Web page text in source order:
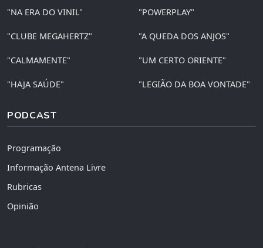
"NA ERA DO VINIL" "POWERPLAY"
"CLUBE MEGAHERTZ" "A QUEDA DOS ANJOS"
"CALMAMENTE" "UM CERTO ORIENTE"
"HAJA SAÚDE" "LEGIÃO DA BOA VONTADE"
PODCAST
Programação
Informação Antena Livre
Rubricas
Opinião